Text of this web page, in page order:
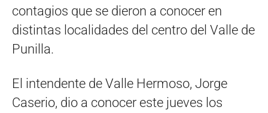
contagios que se dieron a conocer en
distintas localidades del centro del Valle de
Punilla.
El intendente de Valle Hermoso, Jorge
Caserio, dio a conocer este jueves los